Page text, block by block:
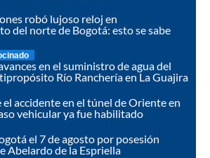
robó lujoso reloj en
del norte de Bogotá: esto se sabe
en el suministro de agua del
Río Ranchería en La Guajira
el accidente en el túnel de Oriente en
vehicular ya fue habilitado
el 7 de agosto por posesión
Abelardo de la Espriella